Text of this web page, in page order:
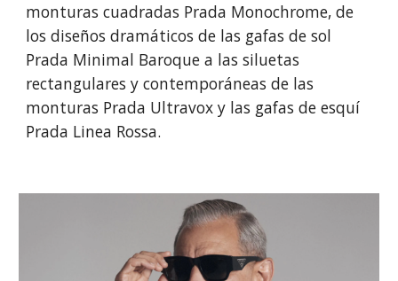
monturas cuadradas Prada Monochrome, de
los diseños dramáticos de las gafas de sol
Prada Minimal Baroque a las siluetas
rectangulares y contemporáneas de las
monturas Prada Ultravox y las gafas de esquí
Prada Linea Rossa.